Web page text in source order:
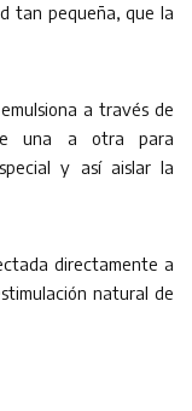
tan pequeña, que la
a través de
una a otra para
y así aislar la
directamente a
natural de